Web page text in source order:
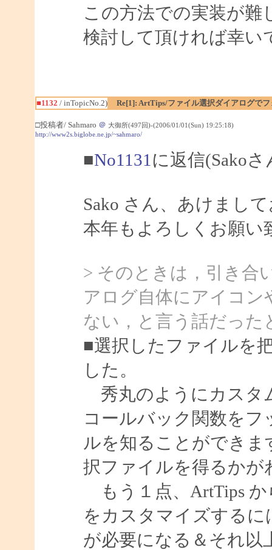
この方法での実装が難
検討して頂ければ幸い
■1132 / inTopicNo.2) Re[1]: ArtTips/ファイル選択ダイアログで
□投稿者/ Sahmaro ＠ 大御所(497回)-(2006/01/01(Sun) 19:25:18)
http://www2s.biglobe.ne.jp/~sahmaro/
■No1131 に返信(Sako
Sako さん、あけまし
本年もよろしくお願い
> そのときは，引き合
アログ自体にアイコ
ない，と言う話だった
■選択したファイルを
した。
秀丸のようにカスタ
コールバック関数を
ルを知ることができ
択ファイルを得るか
もう１点、ArtTips
をカスタマイズする
が必要になる＆それ以